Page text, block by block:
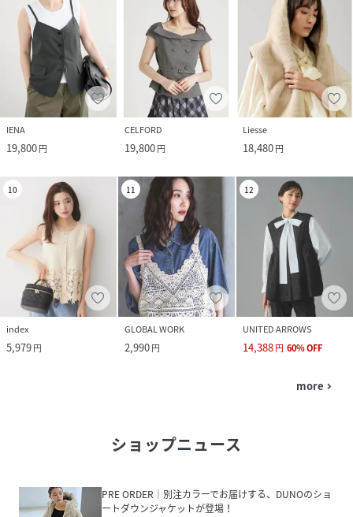
IENA
19,800円
CELFORD
19,800円
Liesse
18,480円
10
index
5,979円
11
GLOBAL WORK
2,990円
12
UNITED ARROWS
14,388円 60%OFF
more navigate_next
ショップニュース
PRE ORDER｜別注カラーでお届けする、DUNOのショ
ートダウンジャケットが登場！